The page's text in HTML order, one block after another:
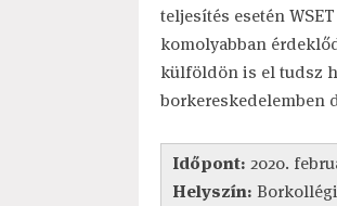
teljesítés esetén
komolyabban
külföldön is el tudsz
borkereskedelemben
Időpont: 2020.
Helyszín: